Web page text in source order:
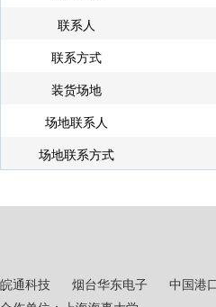
联系人
联系方式
装货场地
场地联系人
场地联系方式
皖通科技 烟台华东电子 中国港